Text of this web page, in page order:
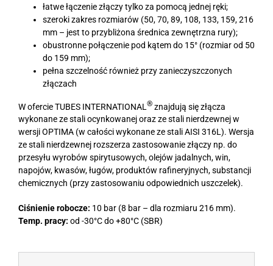
łatwe łączenie złączy tylko za pomocą jednej ręki;
szeroki zakres rozmiarów (50, 70, 89, 108, 133, 159, 216
mm – jest to przybliżona średnica zewnętrzna rury);
obustronne połączenie pod kątem do 15° (rozmiar od 50
do 159 mm);
pełna szczelność również przy zanieczyszczonych
złączach
W ofercie TUBES INTERNATIONAL ® znajdują się złącza
wykonane ze stali ocynkowanej oraz ze stali nierdzewnej w
wersji OPTIMA (w całości wykonane ze stali AISI 316L). Wersja
ze stali nierdzewnej rozszerza zastosowanie złączy np. do
przesyłu wyrobów spirytusowych, olejów jadalnych, win,
napojów, kwasów, ługów, produktów rafineryjnych, substancji
chemicznych (przy zastosowaniu odpowiednich uszczelek).
Ciśnienie robocze: 10 bar (8 bar – dla rozmiaru 216 mm).
Temp. pracy: od -30°C do +80°C (SBR)